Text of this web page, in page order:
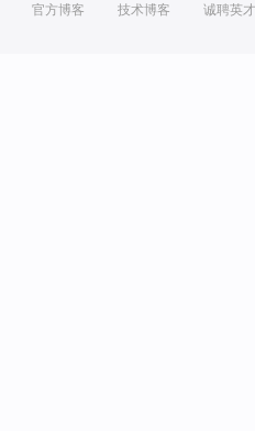
官方博客 技术博客 诚聘英才